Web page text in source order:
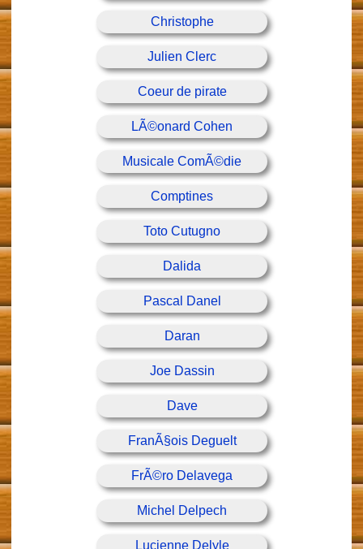
Christophe
Julien Clerc
Coeur de pirate
LÃ©onard Cohen
Musicale ComÃ©die
Comptines
Toto Cutugno
Dalida
Pascal Danel
Daran
Joe Dassin
Dave
FranÃ§ois Deguelt
FrÃ©ro Delavega
Michel Delpech
Lucienne Delyle